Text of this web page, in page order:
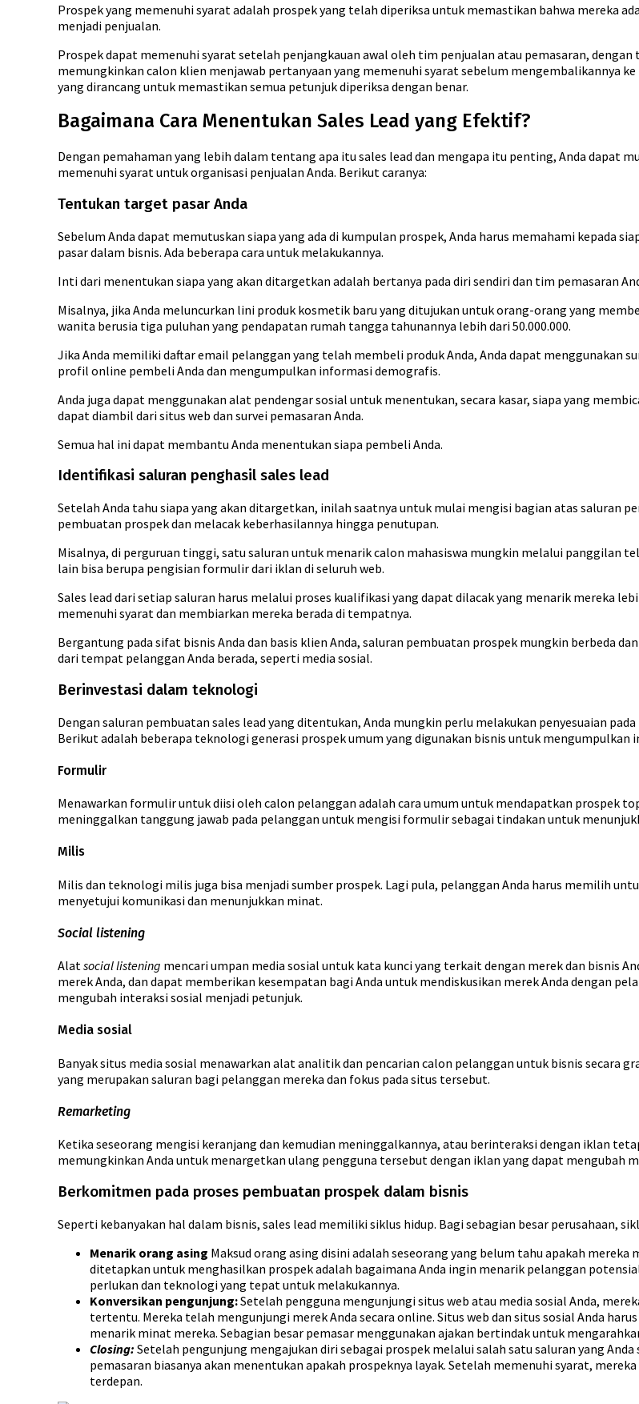
Prospek yang memenuhi syarat adalah prospek yang telah diperiksa untuk memastikan bahwa mereka
menjadi penjualan.
Prospek dapat memenuhi syarat setelah penjangkauan awal oleh tim penjualan atau pemasaran,
memungkinkan calon klien menjawab pertanyaan yang memenuhi syarat sebelum mengembalikannya
yang dirancang untuk memastikan semua petunjuk diperiksa dengan benar.
Bagaimana Cara Menentukan Sales Lead yang Efektif?
Dengan pemahaman yang lebih dalam tentang apa itu sales lead dan mengapa itu penting, Anda dapat
memenuhi syarat untuk organisasi penjualan Anda. Berikut caranya:
Tentukan target pasar Anda
Sebelum Anda dapat memutuskan siapa yang ada di kumpulan prospek, Anda harus memahami kepada
pasar dalam bisnis. Ada beberapa cara untuk melakukannya.
Inti dari menentukan siapa yang akan ditargetkan adalah bertanya pada diri sendiri dan tim pemasaran
Misalnya, jika Anda meluncurkan lini produk kosmetik baru yang ditujukan untuk orang-orang yang
wanita berusia tiga puluhan yang pendapatan rumah tangga tahunannya lebih dari 50.000.000.
Jika Anda memiliki daftar email pelanggan yang telah membeli produk Anda, Anda dapat menggunakan
profil online pembeli Anda dan mengumpulkan informasi demografis.
Anda juga dapat menggunakan alat pendengar sosial untuk menentukan, secara kasar, siapa yang
dapat diambil dari situs web dan survei pemasaran Anda.
Semua hal ini dapat membantu Anda menentukan siapa pembeli Anda.
Identifikasi saluran penghasil sales lead
Setelah Anda tahu siapa yang akan ditargetkan, inilah saatnya untuk mulai mengisi bagian atas saluran
pembuatan prospek dan melacak keberhasilannya hingga penutupan.
Misalnya, di perguruan tinggi, satu saluran untuk menarik calon mahasiswa mungkin melalui panggilan
lain bisa berupa pengisian formulir dari iklan di seluruh web.
Sales lead dari setiap saluran harus melalui proses kualifikasi yang dapat dilacak yang menarik mereka
memenuhi syarat dan membiarkan mereka berada di tempatnya.
Bergantung pada sifat bisnis Anda dan basis klien Anda, saluran pembuatan prospek mungkin berbeda
dari tempat pelanggan Anda berada, seperti media sosial.
Berinvestasi dalam teknologi
Dengan saluran pembuatan sales lead yang ditentukan, Anda mungkin perlu melakukan penyesuaian
Berikut adalah beberapa teknologi generasi prospek umum yang digunakan bisnis untuk
Formulir
Menawarkan formulir untuk diisi oleh calon pelanggan adalah cara umum untuk mendapatkan prospek
meninggalkan tanggung jawab pada pelanggan untuk mengisi formulir sebagai tindakan untuk
Milis
Milis dan teknologi milis juga bisa menjadi sumber prospek. Lagi pula, pelanggan Anda harus memilih
menyetujui komunikasi dan menunjukkan minat.
Social listening
Alatsocial listening mencari umpan media sosial untuk kata kunci yang terkait dengan merek dan bisnis
merek Anda, dan dapat memberikan kesempatan bagi Anda untuk mendiskusikan merek Anda dengan
mengubah interaksi sosial menjadi petunjuk.
Media sosial
Banyak situs media sosial menawarkan alat analitik dan pencarian calon pelanggan untuk bisnis secara
yang merupakan saluran bagi pelanggan mereka dan fokus pada situs tersebut.
Remarketing
Ketika seseorang mengisi keranjang dan kemudian meninggalkannya, atau berinteraksi dengan iklan
memungkinkan Anda untuk menargetkan ulang pengguna tersebut dengan iklan yang dapat mengubah
Berkomitmen pada proses pembuatan prospek dalam bisnis
Seperti kebanyakan hal dalam bisnis, sales lead memiliki siklus hidup. Bagi sebagian besar perusahaan,
Menarik orang asing Maksud orang asing disini adalah seseorang yang belum tahu apakah
ditetapkan untuk menghasilkan prospek adalah bagaimana Anda ingin menarik pelanggan
perlukan dan teknologi yang tepat untuk melakukannya.
Konversikan pengunjung:Setelah pengguna mengunjungi situs web atau media sosial Anda,
tertentu. Mereka telah mengunjungi merek Anda secara online. Situs web dan situs sosial Anda
menarik minat mereka. Sebagian besar pemasar menggunakan ajakan bertindak untuk
Closing: Setelah pengunjung mengajukan diri sebagai prospek melalui salah satu saluran yang
pemasaran biasanya akan menentukan apakah prospeknya layak. Setelah memenuhi syarat,
terdepan.